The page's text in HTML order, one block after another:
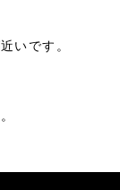
いです。